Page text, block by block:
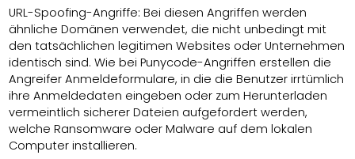
URL-Spoofing-Angriffe: Bei diesen Angriffen werden
ähnliche Domänen verwendet, die nicht unbedingt mit
den tatsächlichen legitimen Websites oder Unternehmen
identisch sind. Wie bei Punycode-Angriffen erstellen die
Angreifer Anmeldeformulare, in die die Benutzer irrtümlich
ihre Anmeldedaten eingeben oder zum Herunterladen
vermeintlich sicherer Dateien aufgefordert werden,
welche Ransomware oder Malware auf dem lokalen
Computer installieren.